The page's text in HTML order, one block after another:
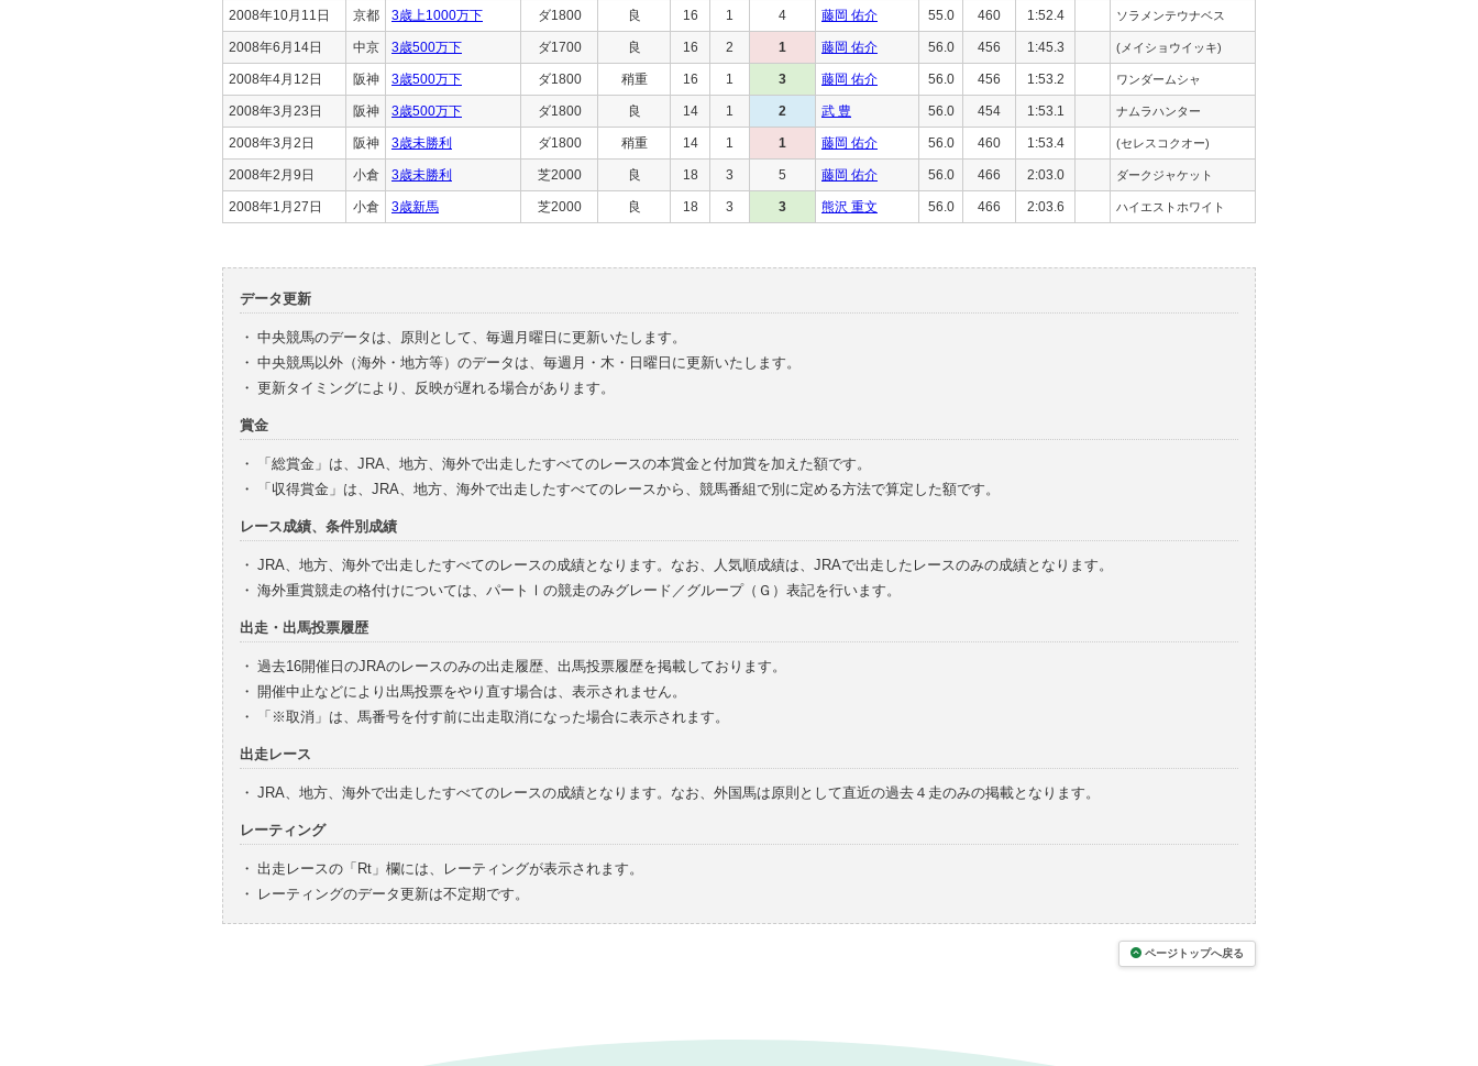
2008年10月11日 京都 3歳上1000万下 ダ1800 良 16 1 4 藤岡 佑介 55.0 460 1:52.4 ソラメンテウナベス
2008年6月14日 中京 3歳500万下 ダ1700 良 16 2 1 藤岡 佑介 56.0 456 1:45.3 (メイショウイッキ)
2008年4月12日 阪神 3歳500万下 ダ1800 稍重 16 1 3 藤岡 佑介 56.0 456 1:53.2 ワンダームシャ
2008年3月23日 阪神 3歳500万下 ダ1800 良 14 1 2 武 豊 56.0 454 1:53.1 ナムラハンター
2008年3月2日 阪神 3歳未勝利 ダ1800 稍重 14 1 1 藤岡 佑介 56.0 460 1:53.4 (セレスコクオー)
2008年2月9日 小倉 3歳未勝利 芝2000 良 18 3 5 藤岡 佑介 56.0 466 2:03.0 ダークジャケット
2008年1月27日 小倉 3歳新馬 芝2000 良 18 3 3 熊沢 重文 56.0 466 2:03.6 ハイエストホワイト
データ更新
・ 中央競馬のデータは、原則として、毎週月曜日に更新いたします。
・ 中央競馬以外（海外・地方等）のデータは、毎週月・木・日曜日に更新いたします。
・ 更新タイミングにより、反映が遅れる場合があります。
賞金
・
「総賞金」は、JRA、地方、海外で出走したすべてのレースの本賞金と付加賞を加えた額です。
・
「収得賞金」は、JRA、地方、海外で出走したすべてのレースから、競馬番組で別に定める方法で算定した額です。
レース成績、条件別成績
・ JRA、地方、海外で出走したすべてのレースの成績となります。なお、人気順成績は、JRAで出走したレースのみの成績となります。
・ 海外重賞競走の格付けについては、パートⅠの競走のみグレード／グループ（Ｇ）表記を行います。
出走・出馬投票履歴
・ 過去16開催日のJRAのレースのみの出走履歴、出馬投票履歴を掲載しております。
・ 開催中止などにより出馬投票をやり直す場合は、表示されません。
・
「※取消」は、馬番号を付す前に出走取消になった場合に表示されます。
出走レース
・ JRA、地方、海外で出走したすべてのレースの成績となります。なお、外国馬は原則として直近の過去４走のみの掲載となります。
レーティング
・ 出走レースの「Rt」欄には、レーティングが表示されます。
・
レーティングのデータ更新は不定期です。
ページトップへ戻る